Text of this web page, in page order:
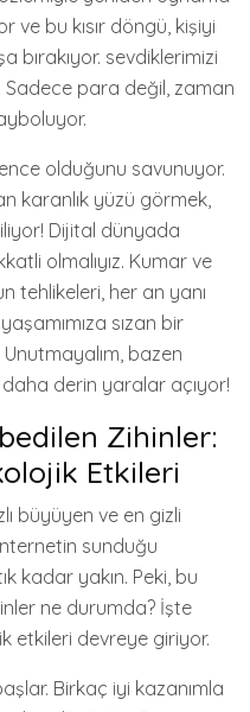
ve bu kısır döngü, kişiyi
bırakıyor. sevdiklerimizi
para değil, zaman
olduğunu savunuyor.
karanlık yüzü görmek,
Dijital dünyada
olmalıyız. Kumar ve
tehlikeleri, her an yanı
sızan bir
Unutmayalım, bazen
derin yaralar açıyor!
Zihinler:
Etkileri
büyüyen ve en gizli
sunduğu
kadar yakın. Peki, bu
ne durumda? İşte
etkileri devreye giriyor.
Birkaç iyi kazanımla